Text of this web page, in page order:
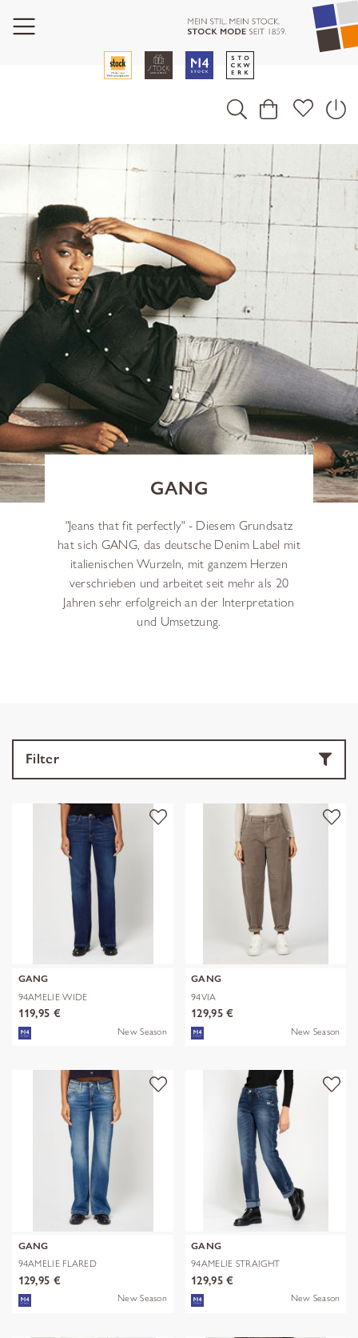
GANG
"Jeans that fit perfectly" - Diesem Grundsatz
hat sich GANG, das deutsche Denim Label mit
italienischen Wurzeln, mit ganzem Herzen
verschrieben und arbeitet seit mehr als 20
Jahren sehr erfolgreich an der Interpretation
und Umsetzung.
Filter
GANG
94AMELIE WIDE
119,95 €
New Season
GANG
94VIA
129,95 €
New Season
GANG
94AMELIE FLARED
129,95 €
New Season
GANG
94AMELIE STRAIGHT
129,95 €
New Season